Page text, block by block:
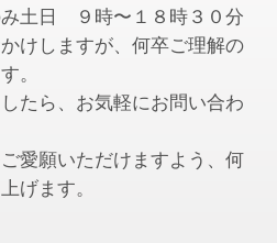
土日 ９時〜１８時３０分
けしますが、何卒ご理解の
。
たら、お気軽にお問い合わ
愛願いただけますよう、何
げます。